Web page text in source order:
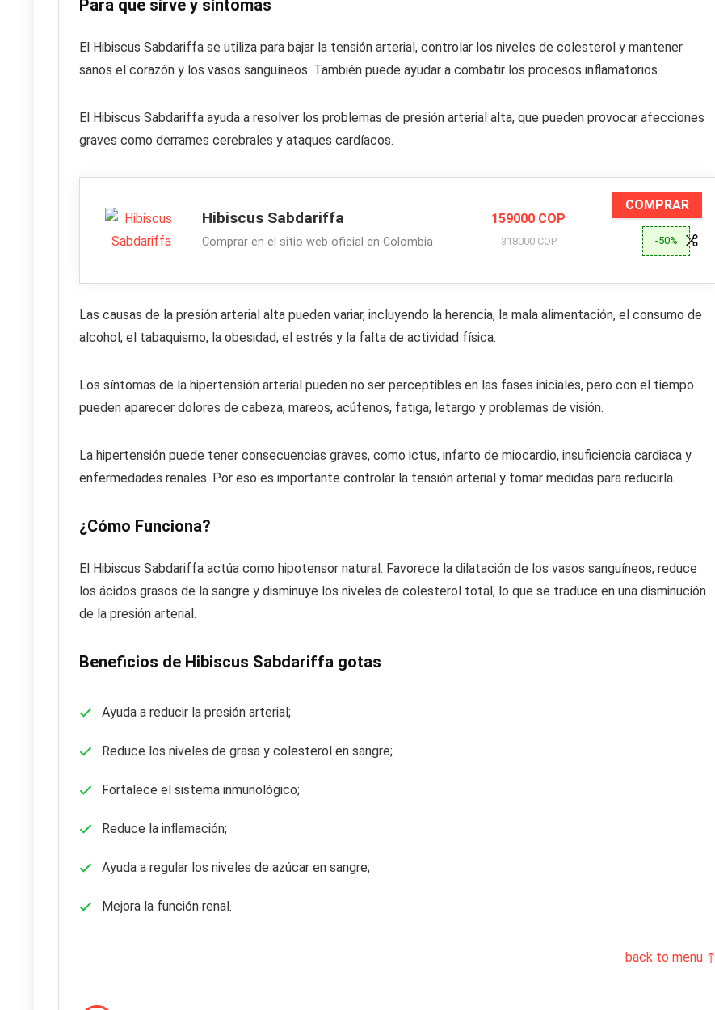
Para que sirve y síntomas
El Hibiscus Sabdariffa se utiliza para bajar la tensión arterial, controlar los niveles de colesterol y mantener
sanos el corazón y los vasos sanguíneos. También puede ayudar a combatir los procesos inflamatorios.
El Hibiscus Sabdariffa ayuda a resolver los problemas de presión arterial alta, que pueden provocar afecciones
graves como derrames cerebrales y ataques cardíacos.
Hibiscus Sabdariffa
Comprar en el sitio web oficial en Colombia
159000 COP
318000 COP
COMPRAR
-50%
Las causas de la presión arterial alta pueden variar, incluyendo la herencia, la mala alimentación, el consumo de
alcohol, el tabaquismo, la obesidad, el estrés y la falta de actividad física.
Los síntomas de la hipertensión arterial pueden no ser perceptibles en las fases iniciales, pero con el tiempo
pueden aparecer dolores de cabeza, mareos, acúfenos, fatiga, letargo y problemas de visión.
La hipertensión puede tener consecuencias graves, como ictus, infarto de miocardio, insuficiencia cardiaca y
enfermedades renales. Por eso es importante controlar la tensión arterial y tomar medidas para reducirla.
¿Cómo Funciona?
El Hibiscus Sabdariffa actúa como hipotensor natural. Favorece la dilatación de los vasos sanguíneos, reduce
los ácidos grasos de la sangre y disminuye los niveles de colesterol total, lo que se traduce en una disminución
de la presión arterial.
Beneficios de Hibiscus Sabdariffa gotas
Ayuda a reducir la presión arterial;
Reduce los niveles de grasa y colesterol en sangre;
Fortalece el sistema inmunológico;
Reduce la inflamación;
Ayuda a regular los niveles de azúcar en sangre;
Mejora la función renal.
back to menu ↑